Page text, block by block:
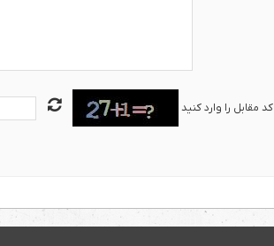
کد مقابل را وارد کنید